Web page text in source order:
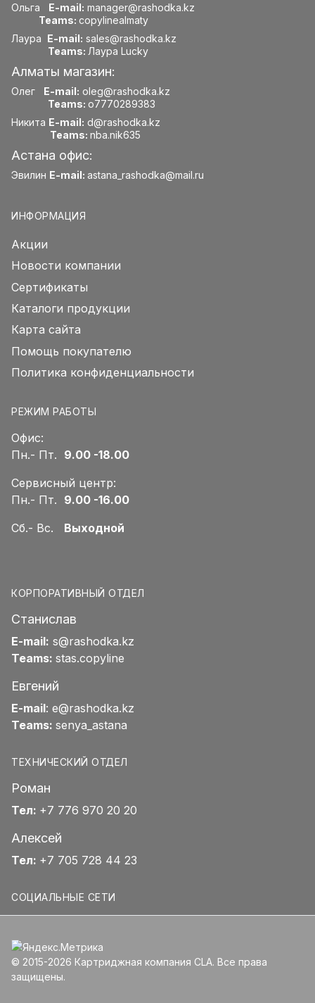
Ольга E-mail: manager@rashodka.kz
Teams: copylinealmaty
Лаура E-mail: sales@rashodka.kz
Teams: Лаура Lucky
Алматы магазин:
Олег E-mail: oleg@rashodka.kz
Teams: o7770289383
Никита E-mail: d@rashodka.kz
Teams: nba.nik635
Астана офис:
Эвилин E-mail: astana_rashodka@mail.ru
ИНФОРМАЦИЯ
Акции
Новости компании
Сертификаты
Каталоги продукции
Карта сайта
Помощь покупателю
Политика конфиденциальности
РЕЖИМ РАБОТЫ
Офис:
Пн.- Пт. 9.00 -18.00
Сервисный центр:
Пн.- Пт. 9.00 -16.00
Сб.- Вс. Выходной
КОРПОРАТИВНЫЙ ОТДЕЛ
Станислав
E-mail: s@rashodka.kz
Teams: stas.copyline
Евгений
E-mail: e@rashodka.kz
Teams: senya_astana
ТЕХНИЧЕСКИЙ ОТДЕЛ
Роман
Тел: +7 776 970 20 20
Алексей
Тел: +7 705 728 44 23
СОЦИАЛЬНЫЕ СЕТИ
© 2015-2026 Картриджная компания CLA. Все права
защищены.